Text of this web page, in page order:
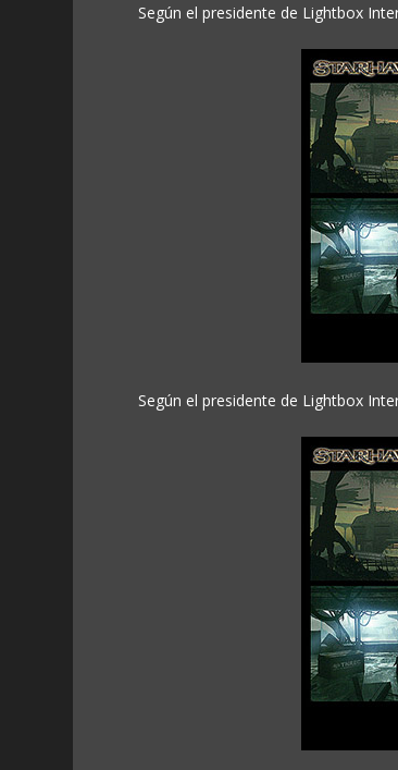
Según el presidente de Lightbox
Según el presidente de Lightbox